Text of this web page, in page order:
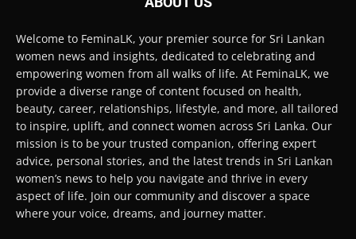
Welcome to FeminaLK, your premier source for Sri Lankan
women news and insights, dedicated to celebrating and
empowering women from all walks of life. At FeminaLK, we
provide a diverse range of content focused on health,
beauty, career, relationships, lifestyle, and more, all tailored
to inspire, uplift, and connect women across Sri Lanka. Our
mission is to be your trusted companion, offering expert
advice, personal stories, and the latest trends in Sri Lankan
women’s news to help you navigate and thrive in every
aspect of life. Join our community and discover a space
where your voice, dreams, and journey matter.